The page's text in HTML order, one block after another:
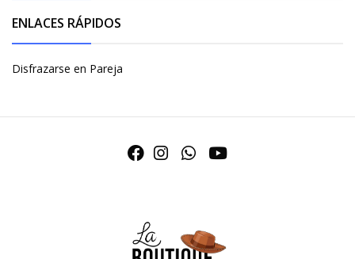
ENLACES RÁPIDOS
Disfrazarse en Pareja